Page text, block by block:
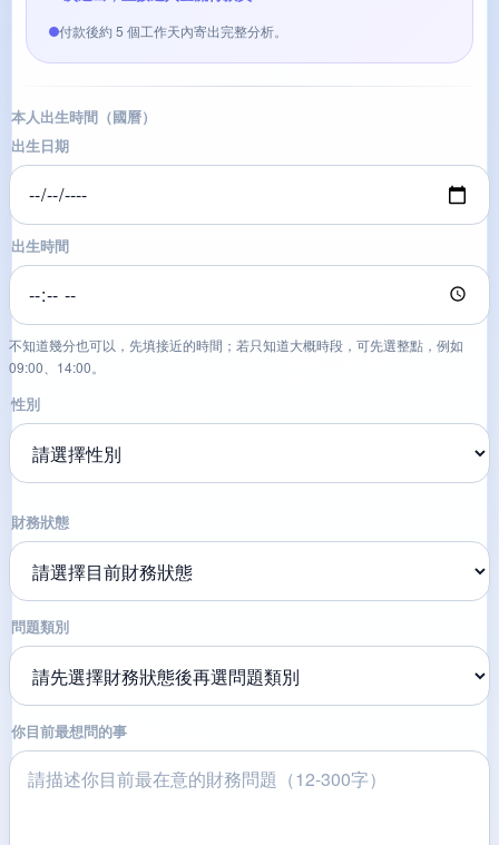
付款後約 5 個工作天內寄出完整分析。
本人出生時間（國曆）
出生日期
出生時間
不知道幾分也可以，先填接近的時間；若只知道大概時段，可先選整點，例如
09:00、14:00。
性別
財務狀態
問題類別
你目前最想問的事